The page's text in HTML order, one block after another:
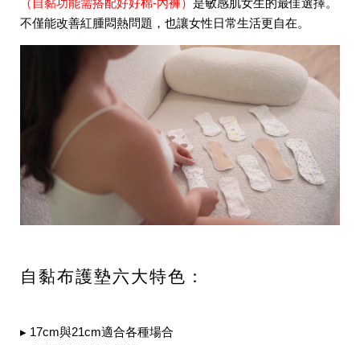
（自黏功能需搭配好好棉-內褲） 是敏感肌女生的最佳選擇。
不僅能改善紅腫悶熱問題，也讓女性日常生活更自在。
自黏布護墊六大特色：
▸ 17cm與21cm適合各種場合